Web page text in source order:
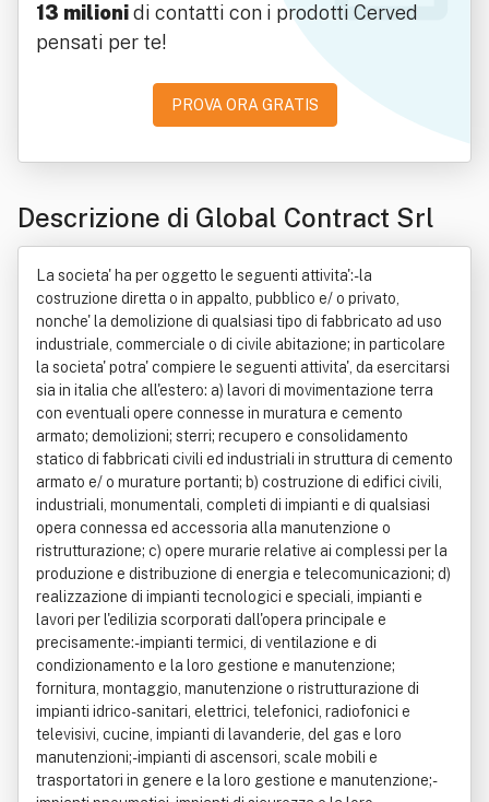
13 milionidi contatti con i prodotti Cerved
pensati per te!
PROVA ORA GRATIS
Descrizione di Global Contract Srl
La societa' ha per oggetto le seguenti attivita':- la
costruzione diretta o in appalto, pubblico e/ o privato,
nonche' la demolizione di qualsiasi tipo di fabbricato ad uso
industriale, commerciale o di civile abitazione; in particolare
la societa' potra' compiere le seguenti attivita', da esercitarsi
sia in italia che all'estero: a) lavori di movimentazione terra
con eventuali opere connesse in muratura e cemento
armato; demolizioni; sterri; recupero e consolidamento
statico di fabbricati civili ed industriali in struttura di cemento
armato e/ o murature portanti; b) costruzione di edifici civili,
industriali, monumentali, completi di impianti e di qualsiasi
opera connessa ed accessoria alla manutenzione o
ristrutturazione; c) opere murarie relative ai complessi per la
produzione e distribuzione di energia e telecomunicazioni; d)
realizzazione di impianti tecnologici e speciali, impianti e
lavori per l'edilizia scorporati dall'opera principale e
precisamente:- impianti termici, di ventilazione e di
condizionamento e la loro gestione e manutenzione;
fornitura, montaggio, manutenzione o ristrutturazione di
impianti idrico-sanitari, elettrici, telefonici, radiofonici e
televisivi, cucine, impianti di lavanderie, del gas e loro
manutenzioni;- impianti di ascensori, scale mobili e
trasportatori in genere e la loro gestione e manutenzione;-